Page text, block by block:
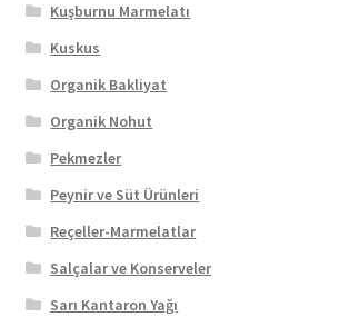
Kuşburnu Marmelatı
Kuskus
Organik Bakliyat
Organik Nohut
Pekmezler
Peynir ve Süt Ürünleri
Reçeller-Marmelatlar
Salçalar ve Konserveler
Sarı Kantaron Yağı